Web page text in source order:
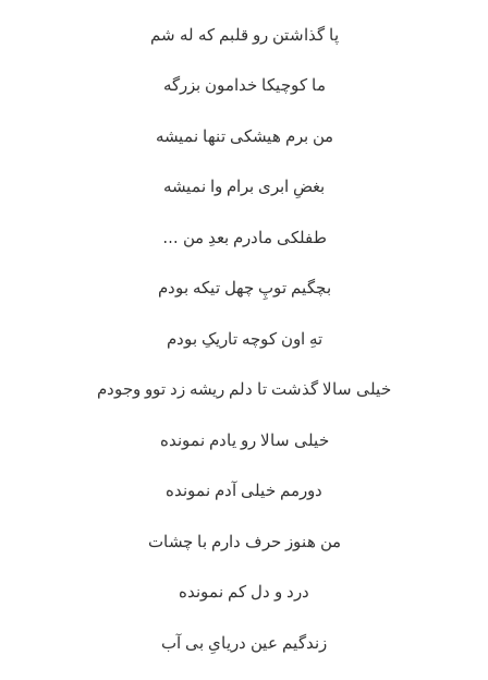
پا گذاشتن رو قلبم که له شم
ما کوچیکا خدامون بزرگه
من برم هیشکی تنها نمیشه
بغضِ ابری برام وا نمیشه
طفلکی مادرم بعدِ من …
بچگیم توپِ چهل تیکه بودم
تهِ اون کوچه تاریکِ بودم
خیلی سالا گذشت تا دلم ریشه زد توو وجودم
خیلی سالا رو یادم نمونده
دورمم خیلی آدم نمونده
من هنوز حرف دارم با چشات
درد و دل کم نمونده
زندگیم عین دریایِ بی آب